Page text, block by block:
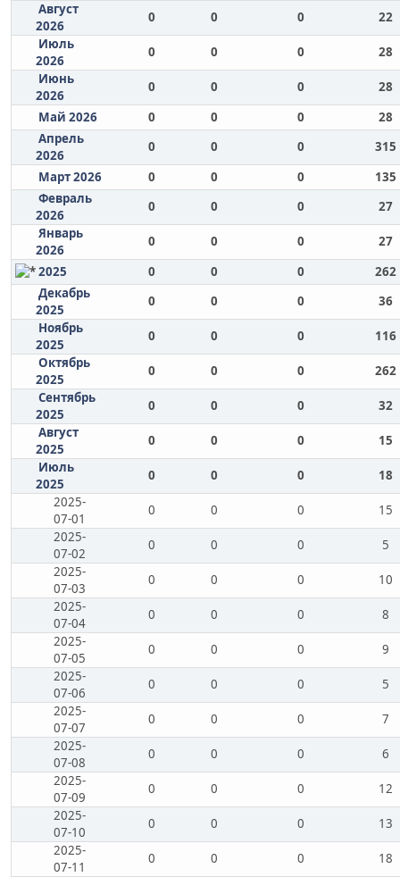
Август
2026
0 0 0
22
Июль
2026
0 0 0
28
Июнь
2026
0 0 0
28
Май 2026
0 0 0
28
Апрель
2026
0 0 0
315
Март 2026
0 0 0
135
Февраль
2026
0 0 0
27
Январь
2026
0 0 0
27
2025
0 0 0
262
Декабрь
2025
0 0 0
36
Ноябрь
2025
0 0 0
116
Октябрь
2025
0 0 0
262
Сентябрь
2025
0 0 0
32
Август
2025
0 0 0
15
Июль
2025
0 0 0
18
2025-
07-01
0 0 0
15
2025-
07-02
0 0 0
5
2025-
07-03
0 0 0
10
2025-
07-04
0 0 0
8
2025-
07-05
0 0 0
9
2025-
07-06
0 0 0
5
2025-
07-07
0 0 0
7
2025-
07-08
0 0 0
6
2025-
07-09
0 0 0
12
2025-
07-10
0 0 0
13
2025-
07-11
0 0 0 18